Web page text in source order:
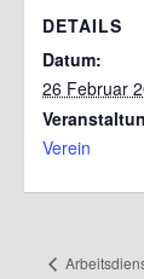
DETAILS
Datum:
26 Februar
Verein